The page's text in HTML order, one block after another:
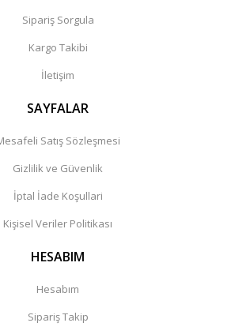
Sipariş Sorgula
Kargo Takibi
İletişim
SAYFALAR
Satış Sözleşmesi
Gizlilik ve Güvenlik
İptal İade Koşullari
Kişisel Veriler Politikası
HESABIM
Hesabım
Sipariş Takip